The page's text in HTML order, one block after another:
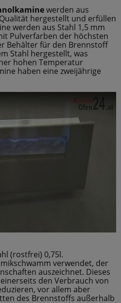
werden aus
hergestellt und erfüllen
werden aus Stahl 1,5 mm
Pulverfarben der höchsten
Behälter für den Brennstoff
Stahl hergestellt, was
hohen Temperatur
haben eine zweijährige
(rostfrei) 0,75l.
verwendet, der
auszeichnet. Dieses
den Verbrauch von
vor allem aber
des Brennstoffs außerhalb